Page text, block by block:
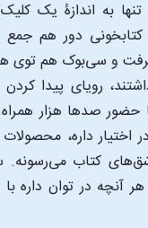
دور هم جمع
و سی‌بوک هم
رویای پیدا
صدها هزار
اختیار داره،
کتاب می‌رسونه.
آنچه در توان